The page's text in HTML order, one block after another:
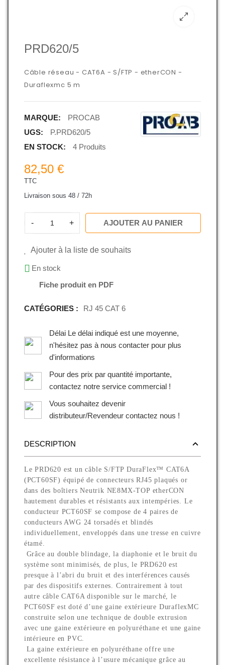
PRD620/5
Câble réseau - CAT6A - S/FTP - etherCON -
Duraflexmc 5 m
MARQUE:
PROCAB
UGS:
P.PRD620/5
EN STOCK:
4 Produits
82,50 €
TTC
Livraison sous 48 / 72h
- + AJOUTER AU PANIER
Ajouter à la liste de souhaits
En stock
Fiche produit en PDF
CATÉGORIES : RJ 45 CAT 6
Délai Le délai indiqué est une moyenne,
n'hésitez pas à nous contacter pour plus
d'informations
Pour des prix par quantité importante,
contactez notre service commercial !
Vous souhaitez devenir
distributeur/Revendeur contactez nous !
DESCRIPTION
Le PRD620 est un câble S/FTP DuraFlex™ CAT6A
(PCT60SF) équipé de connecteurs RJ45 plaqués or
dans des boîtiers Neutrik NE8MX-TOP etherCON
hautement durables et résistants aux intempéries. Le
conducteur PCT60SF se compose de 4 paires de
conducteurs AWG 24 torsadés et blindés
individuellement, enveloppés dans une tresse en cuivre
étamé.
Grâce au double blindage, la diaphonie et le bruit du
système sont minimisés, de plus, le PRD620 est
presque à l’abri du bruit et des interférences causés
par des dispositifs externes. Contrairement à tout
autre câble CAT6A disponible sur le marché, le
PCT60SF est doté d’une gaine extérieure DuraflexMC
construite selon une technique de double extrusion
avec une gaine extérieure en polyuréthane et une gaine
intérieure en PVC.
La gaine extérieure en polyuréthane offre une
excellente résistance à l’usure mécanique grâce au